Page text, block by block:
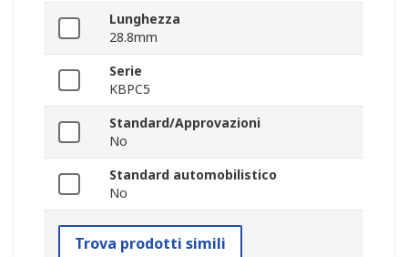
Lunghezza
28.8mm
Serie
KBPC5
Standard/Approvazioni
No
Standard automobilistico
No
Trova prodotti simili